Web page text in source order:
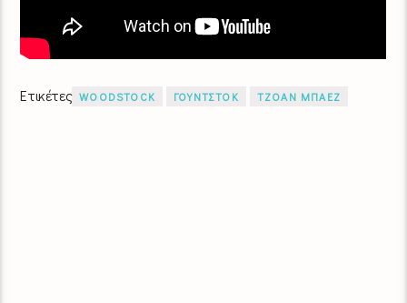
Ετικέτες WOODSTOCK ΓΟΥΝΤΣΤΟΚ ΤΖΟΑΝ ΜΠΑΕΖ